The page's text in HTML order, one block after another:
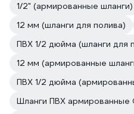
1/2" (армированные шланги)
12 мм (шланги для полива)
ПВХ 1/2 дюйма (шланги для
12 мм (армированные
ПВХ 1/2 дюйма
Шланги ПВХ армированные